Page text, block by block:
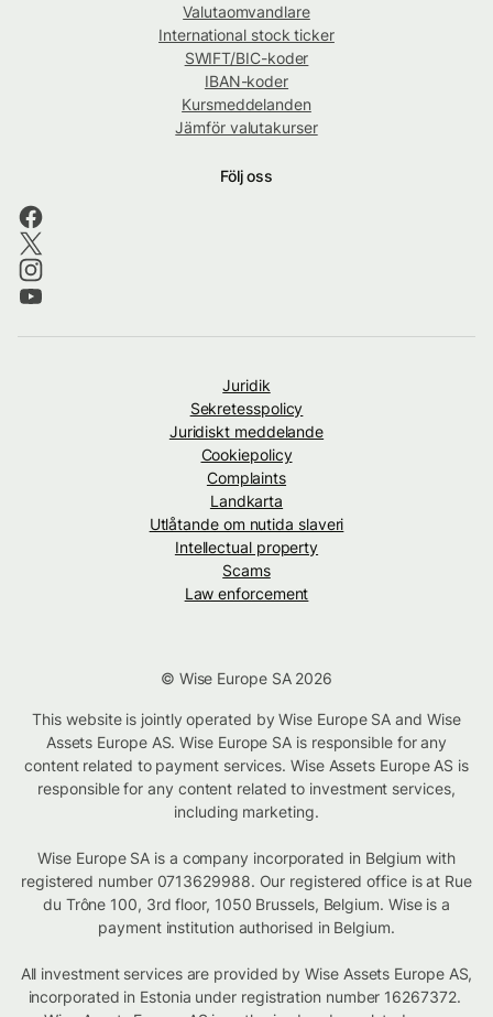
Valutaomvandlare
International stock ticker
SWIFT/BIC-koder
IBAN-koder
Kursmeddelanden
Jämför valutakurser
Följ oss
Juridik
Sekretesspolicy
Juridiskt meddelande
Cookiepolicy
Complaints
Landkarta
Utlåtande om nutida slaveri
Intellectual property
Scams
Law enforcement
© Wise Europe SA 2026
This website is jointly operated by Wise Europe SA and Wise
Assets Europe AS. Wise Europe SA is responsible for any
content related to payment services. Wise Assets Europe AS is
responsible for any content related to investment services,
including marketing.
Wise Europe SA is a company incorporated in Belgium with
registered number 0713629988. Our registered office is at Rue
du Trône 100, 3rd floor, 1050 Brussels, Belgium. Wise is a
payment institution authorised in Belgium.
All investment services are provided by Wise Assets Europe AS,
incorporated in Estonia under registration number 16267372.